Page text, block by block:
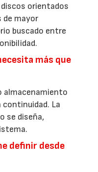
orientados
de mayor
buscado entre
más que
almacenamiento
La
se diseña,
definir desde